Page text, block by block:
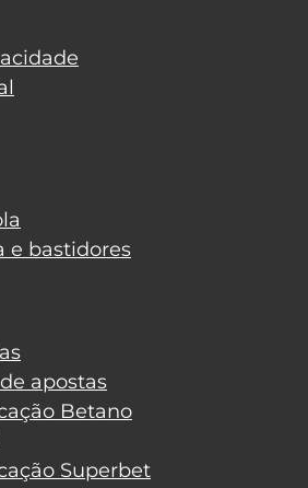
e bastidores
apostas
Betano
Superbet